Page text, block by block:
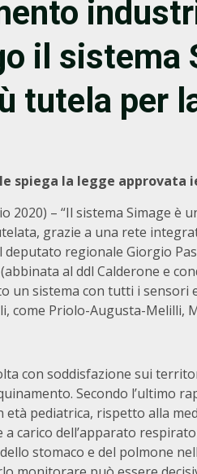
il sistema
tutela per
spiega la legge approvata
2020) – “Il sistema Simage
grazie a una rete
deputato regionale Giorgio
al ddl Calderone e
un sistema con tutti i
come Priolo-Augusta-Melilli,
con soddisfazione sui
Secondo l’ultimo
età pediatrica, rispetto alla
carico dell’apparato
stomaco e del polmone